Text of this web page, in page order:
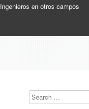
Ingenieros en otros campos
Search